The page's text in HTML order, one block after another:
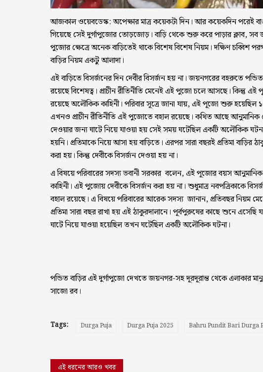
আজকাল ওয়েবডেস্ক:অপেক্ষার মাত্র কয়েকটা দিন। আর কয়েকদিন পরেই
গিয়েছে সেই দুর্গাপুজোর তোড়জোড়। বাড়ি থেকে শুরু করে পাড়ার ক্লাব, সব
পুজোর ক্ষেত্রে অনেক বাড়িতেই থাকে বিশেষ বিশেষ নিয়ম। দক্ষিণ চব্বিশ
বাড়ির নিয়ম একটু আলাদা।
এই বাড়িতে বিসর্জনের দিন দেবীর বিসর্জন হয় না। জয়নগরের বহরুতে
রয়েছে বিশেষত্ব। প্রাচীন রীতিনীতি মেনেই এই পুজো চলে আসছে। কিন্তু
রয়েছে অলৌকিক কাহিনী। পরিবার সূত্রে জানা যায়, এই পূজো শুরু হয়েছিল
এখনও প্রাচীন রীতিনীতি এই পুজোতে বহাল রয়েছে। কথিত আছে
দেওয়ার জন্য ঘাটে নিয়ে যাওয়া হয় সেই সময় ঘটেছিল একটি অলৌকিক
হয়নি। প্রতিমাকে নিয়ে আসা হয় বাড়িতে। এরপর সারা বছরই প্রতিমা বাড়ির
করা হয়। কিন্তু দেবীকে বিসর্জন দেওয়া হয় না।
এ বিষয়ে পরিবারের সদস্য ভবানী সরকার বলেন, এই পূজোর বয়স
কাহিনী। এই পুজোয় দেবীকে বিসর্জন করা হয় না। শুধুমাত্র নবপত্রিকাকে
বহাল রয়েছে। এ বিষয়ে পরিবারের আরেক সদস্য জানান, প্রতিবছর নিয়ম
প্রতিমা সারা বছর রাখা হয় এই ঠাকুরদালানে। পূর্বপুরুষের কাছে শুনে
ঘাটে নিয়ে যাওয়া হয়েছিল তখন ঘটেছিল একটি অলৌকিক ঘটনা।
পন্ডিত বাড়ির এই দুর্গাপুজো দেখতে জয়নগর-সহ দূরদূরান্ত থেকে এলাকার
সাজো রব।
Tags: Durga Puja Durga Puja 2025 Bahru Pundit Bari Durga
এই ধরনের আরও খবর